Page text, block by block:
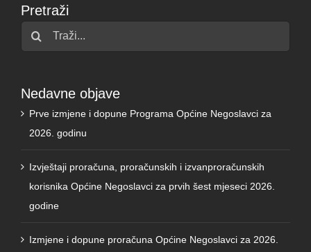
Pretraži
Traži...
Nedavne objave
Prve izmjene i dopune Programa Općine Negoslavci za
2026. godinu
Izvještaji proračuna, proračunskih i izvanproračunskih
korisnika Općine Negoslavci za prvih šest mjeseci 2026.
godine
Izmjene i dopune proračuna Općine Negoslavci za 2026.